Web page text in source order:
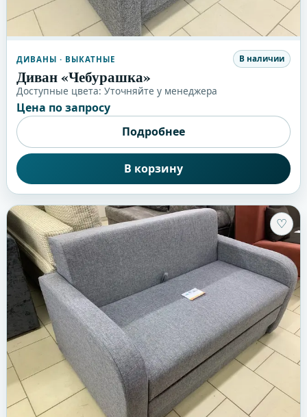
ДИВАНЫ · ВЫКАТНЫЕ В наличии
Диван «Чебурашка»
Доступные цвета: Уточняйте у менеджера
Цена по запросу
Подробнее
В корзину
♡